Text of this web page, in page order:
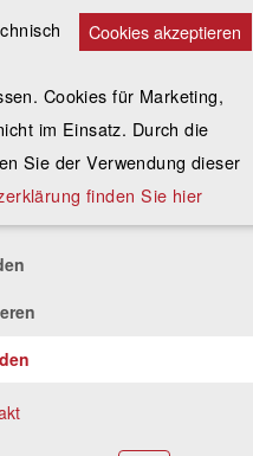
Cookies akzeptieren
Cookies für Marketing,
im Einsatz. Durch die
Sie der Verwendung dieser
finden Sie hier